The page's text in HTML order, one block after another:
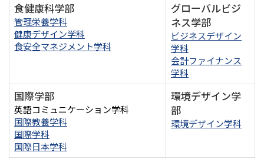
食健康科学部
管理栄養学科
健康デザイン学科
食安全マネジメント学科
グローバルビジ
ネス学部
ビジネスデザイン
学科
会計ファイナンス
学科
国際学部
英語コミュニケーション学科
国際教養学科
国際学科
国際日本学科
環境デザイン学
部
環境デザイン学科